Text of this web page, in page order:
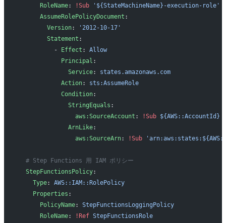
      RoleName
: !Sub '${StateMachineName}-execution-role'
      AssumeRolePolicyDocument
:
        Version
:
'2012-10-17'
        Statement
:
          -
Effect : Allow
            Principal
:
              Service
: states.amazonaws.com
            Action
: sts:AssumeRole
            Condition
:
              StringEquals
:
                aws:SourceAccount
: !Sub ${AWS::AccountId}
              ArnLike
:
                aws:SourceArn
: !Sub
  # Step Functions 用 IAM ポリシー
  StepFunctionsPolicy
:
    Type
: AWS::IAM::RolePolicy
    Properties
:
      PolicyName
: StepFunctionsLoggingPolicy
      RoleName
: !Ref StepFunctionsRole